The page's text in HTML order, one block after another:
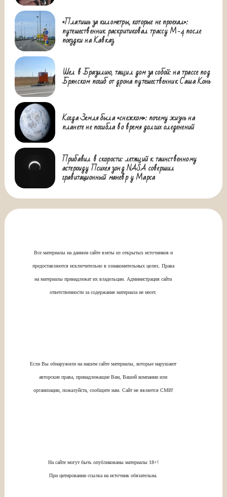
«Платишь за километры, которые не проехал»:
путешественник раскритиковал трассу М-4 после
поездки на Кавказ
Шел в Бразилию, тащил дом за собой: на трассе под
Брянском погиб от дрона путешественник Саша Конь
Когда Земля была «снежком»: почему жизнь на
планете не погибла во время долгих оледенений
Прибавил в скорости: летящий к таинственному
астероиду Психея зонд NASA совершил
гравитационный маневр у Марса
Все материалы на данном сайте взяты из открытых источников и
предоставляются исключительно в ознакомительных целях. Права
на материалы принадлежат их владельцам. Администрация сайта
ответственности за содержание материала не несет.
Если Вы обнаружили на нашем сайте материалы, которые нарушают
авторские права, принадлежащие Вам, Вашей компании или
организации, пожалуйста, сообщите нам. Сайт не является СМИ!
На сайте могут быть опубликованы материалы 18+!
При цитировании ссылка на источник обязательна.